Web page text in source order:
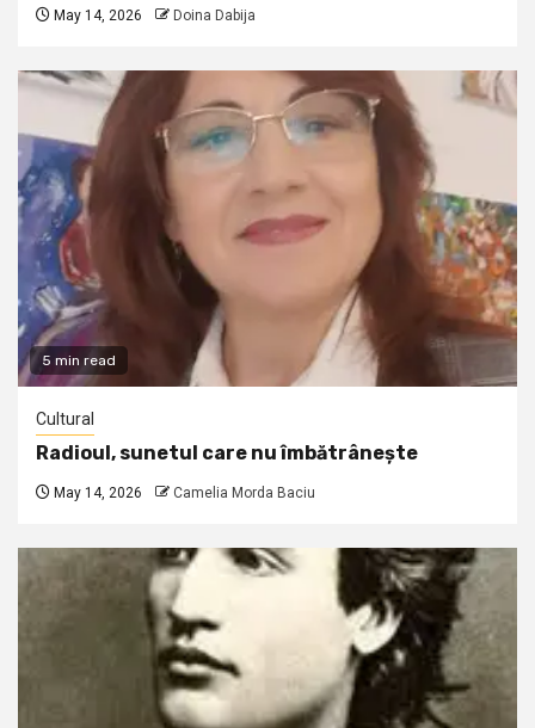
May 14, 2026 Doina Dabija
5 min read
Cultural
Radioul, sunetul care nu îmbătrânește
May 14, 2026 Camelia Morda Baciu